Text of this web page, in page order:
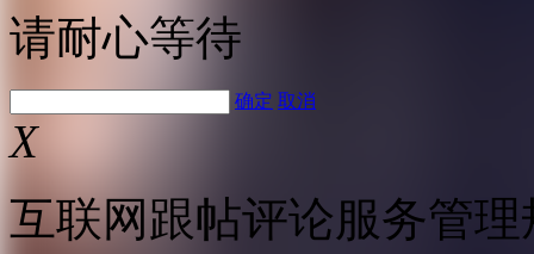
请耐心等待
确定 取消
X
互联网跟帖评论服务管理